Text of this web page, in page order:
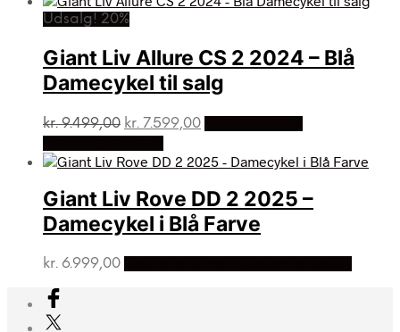
Udsalg! 20%
Giant Liv Allure CS 2 2024 – Blå
Damecykel til salg
kr.9.499,00 Den
oprindelige
pris
kr. 9.499,00.
kr. 7.599,00Den
pris
kr. 7.599,00.
Giant Liv Rove DD 2 2025 –
Damecykel i Blå Farve
kr. 6.999,00